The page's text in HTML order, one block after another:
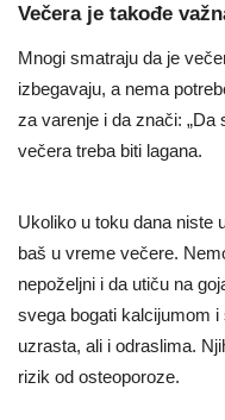
Večera je takođe
Mnogi smatraju da je
izbegavaju, a nema
za varenje i da znači: „Da
večera treba biti lagana.
Ukoliko u toku dana niste
baš u vreme večere.
nepoželjni i da utiču na
svega bogati kalcijumom
uzrasta, ali i odraslima.
rizik od osteoporoze.